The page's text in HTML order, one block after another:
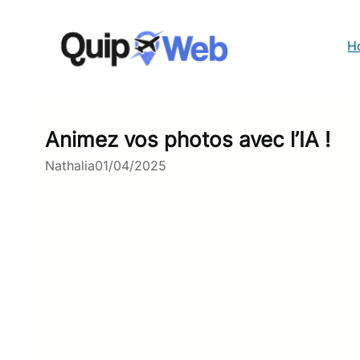
Animez vos photos avec l’IA !
Nathalia01/04/2025